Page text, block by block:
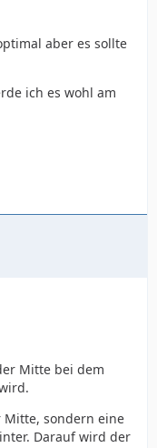
aber es sollte
ich es wohl am
Mitte bei dem
Mitte, sondern eine
Darauf wird der